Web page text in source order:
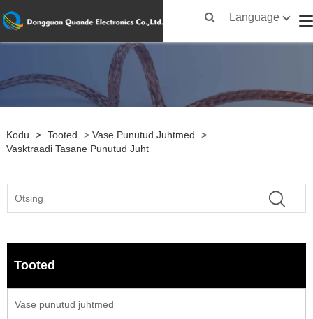
Language
Kodu > Tooted > Vase Punutud Juhtmed
>
Vasktraadi Tasane Punutud Juht
Tooted
Vase punutud juhtmed